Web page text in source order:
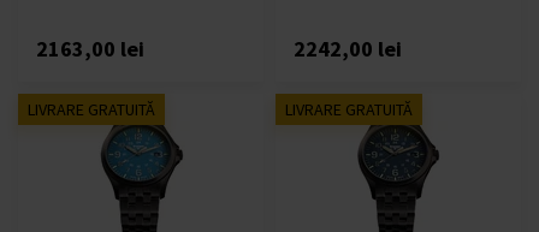
2163,00 lei 2242,00 lei
LIVRARE GRATUITĂ LIVRARE GRATUITĂ